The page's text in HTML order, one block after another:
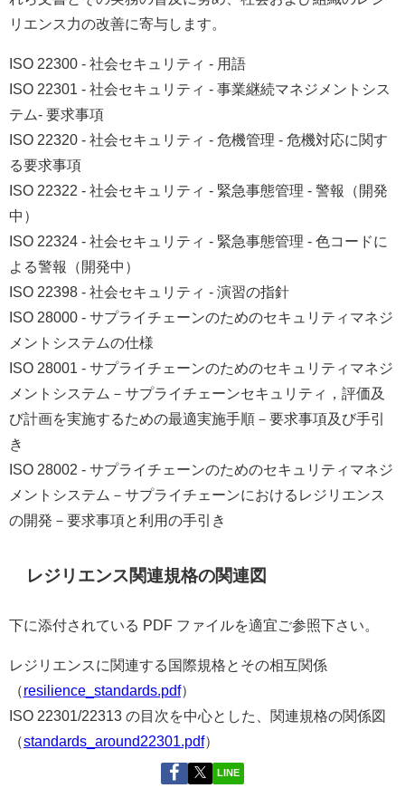
リエンス力の改善に寄与します。
ISO 22300 - 社会セキュリティ - 用語
ISO 22301 - 社会セキュリティ - 事業継続マネジメントシス
テム- 要求事項
ISO 22320 - 社会セキュリティ ‐ 危機管理 ‐ 危機対応に関す
る要求事項
ISO 22322 - 社会セキュリティ - 緊急事態管理 ‐ 警報（開発
中）
ISO 22324 - 社会セキュリティ - 緊急事態管理 - 色コードに
よる警報（開発中）
ISO 22398 - 社会セキュリティ - 演習の指針
ISO 28000 - サプライチェーンのためのセキュリティマネジ
メントシステムの仕様
ISO 28001 - サプライチェーンのためのセキュリティマネジ
メントシステム－サプライチェーンセキュリティ，評価及
び計画を実施するための最適実施手順－要求事項及び手引
き
ISO 28002 - サプライチェーンのためのセキュリティマネジ
メントシステム－サプライチェーンにおけるレジリエンス
の開発－要求事項と利用の手引き
レジリエンス関連規格の関連図
下に添付されている PDF ファイルを適宜ご参照下さい。
レジリエンスに関連する国際規格とその相互関係
（resilience_standards.pdf）
ISO 22301/22313 の目次を中心とした、関連規格の関係図
（standards_around22301.pdf）
LINE